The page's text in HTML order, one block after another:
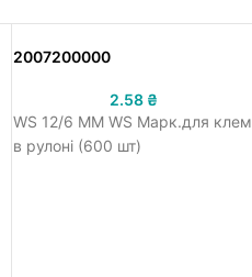
2007200000
2.58 ₴
WS 12/6 MM WS Марк.для клем
в рулоні (600 шт)